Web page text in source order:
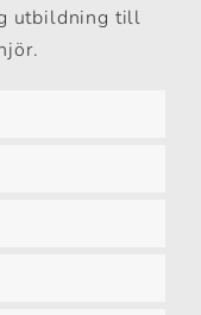
utbildning till